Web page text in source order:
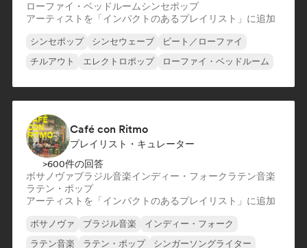
ローファイ・ベッドルームシンセポップ
アーティストを「インパクトのあるプレイリスト」に追加
シンセポップ シンセウェーブ
ビート／ローファイ
チルアウト
エレクトロポップ ローファイ・ベッドルーム
Café con Ritmo
プレイリスト・キュレーター
>600件の回答
ボサノヴァブラジル音楽インディー・フォークラテン音楽
ラテン・ポップ
アーティストを「インパクトのあるプレイリスト」に追加
ボサノヴァ ブラジル音楽
インディー・フォーク
ラテン音楽
ラテン・ポップ シンガーソングライター